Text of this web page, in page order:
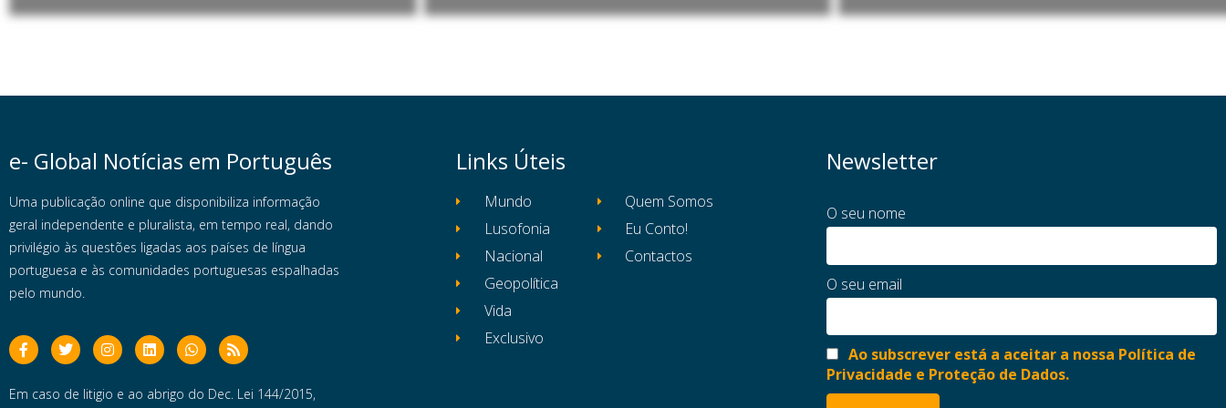
e- Global Notícias em Português
Uma publicação online que disponibiliza informação
geral independente e pluralista, em tempo real, dando
privilégio às questões ligadas aos países de língua
portuguesa e às comunidades portuguesas espalhadas
pelo mundo.
Em caso de litigio e ao abrigo do Dec. Lei 144/2015,
Links Úteis
Mundo
Lusofonia
Nacional
Geopolítica
Vida
Exclusivo
Quem Somos
Eu Conto!
Contactos
Newsletter
O seu nome
O seu email
Ao subscrever está a aceitar a nossa Política de
Privacidade e Proteção de Dados.